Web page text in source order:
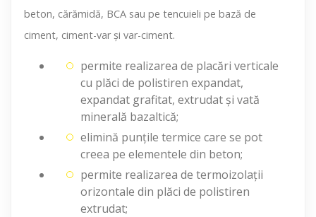
beton, cărămidă, BCA sau pe tencuieli pe bază de
ciment, ciment-var şi var-ciment.
permite realizarea de placări verticale
cu plăci de polistiren expandat,
expandat grafitat, extrudat şi vată
minerală bazaltică;
elimină punțile termice care se pot
creea pe elementele din beton;
permite realizarea de termoizolații
orizontale din plăci de polistiren
extrudat;